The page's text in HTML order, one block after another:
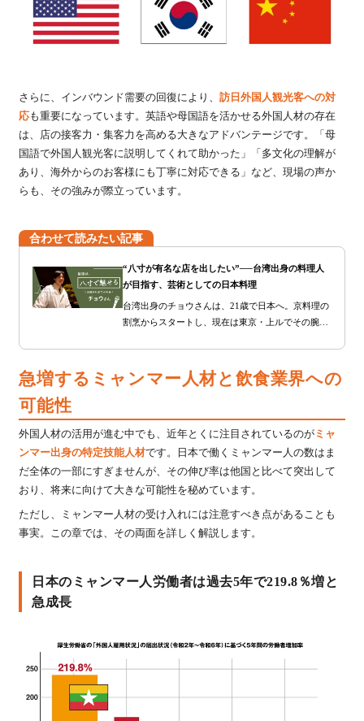
さらに、インバウンド需要の回復により、訪日外国人観光客への対
応も重要になっています。英語や母国語を活かせる外国人材の存在
は、店の接客力・集客力を高める大きなアドバンテージです。「母
国語で外国人観光客に説明してくれて助かった」「多文化の理解が
あり、海外からのお客様にも丁寧に対応できる」など、現場の声か
らも、その強みが際立っています。
合わせて読みたい記事
“八寸が有名な店を出したい”──台湾出身の料理人
が目指す、芸術としての日本料理
台湾出身のチョウさんは、21歳で日本へ。京料理の
割烹からスタートし、現在は東京・上ルでその腕を
さんに日本に来たきっかけ、仕事のやりがい、将来
の夢について語っていただきました。
急増するミャンマー人材と飲食業界への
可能性
外国人材の活用が進む中でも、近年とくに注目されているのが ミャ
ンマー出身の特定技能人材です。日本で働くミャンマー人の数はま
だ全体の一部にすぎませんが、その伸び率は他国と比べて突出して
おり、将来に向けて大きな可能性を秘めています。
ただし、ミャンマー人材の受け入れには注意すべき点があることも
事実。この章では、その両面を詳しく解説します。
日本のミャンマー人労働者は過去5年で219.8％増と
急成長